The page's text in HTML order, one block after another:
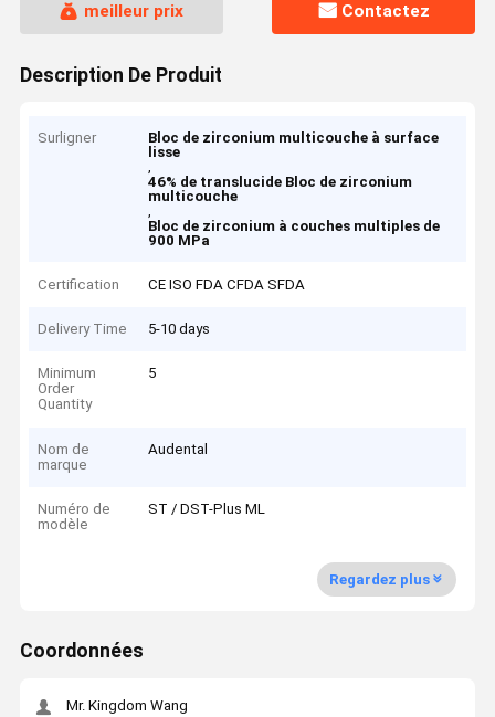
meilleur prix Contactez
Description De Produit
Surligner
Bloc de zirconium multicouche à surface
lisse
,
46% de translucide Bloc de zirconium
multicouche
,
Bloc de zirconium à couches multiples de
900 MPa
Certification CE ISO FDA CFDA SFDA
Delivery Time 5-10 days
Minimum
Order
Quantity
5
Nom de
marque
Audental
Numéro de
modèle
ST / DST-Plus ML
Regardez plus
Coordonnées
Mr. Kingdom Wang